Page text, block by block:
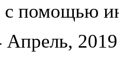
с помощью
Апрель,